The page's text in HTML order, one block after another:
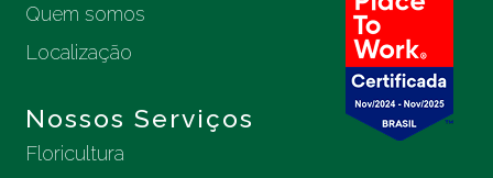
Quem somos
Localização
Nossos Serviços
Floricultura